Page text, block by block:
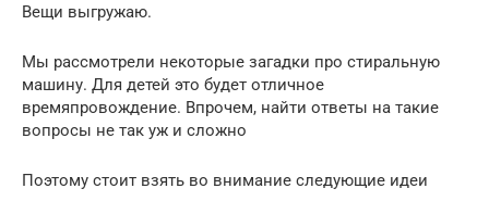
Вещи выгружаю.
Мы рассмотрели некоторые загадки про стиральную
машину. Для детей это будет отличное
времяпровождение. Впрочем, найти ответы на такие
вопросы не так уж и сложно
Поэтому стоит взять во внимание следующие идеи